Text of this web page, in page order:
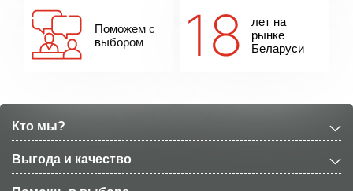
Поможем с
выбором
лет на
рынке
Беларуси
Кто мы?
Выгода и качество